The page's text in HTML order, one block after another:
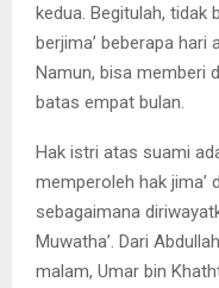
kedua. Begitulah, tidak
berjima’ beberapa hari
Namun, bisa memberi
batas empat bulan.
Hak istri atas suami
memperoleh hak jima’
sebagaimana
Muwatha’. Dari
malam, Umar bin